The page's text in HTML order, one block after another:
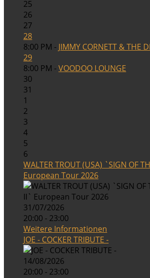
25
26
27
28
8:00 PM - JIMMY CORNETT & THE
29
8:00 PM -VOODOO LOUNGE
30
31
1
2
3
4
5
6
WALTER TROUT (USA) `SIGN OF
European Tour 2026
31/07/2026
20:00 - 23:00
Weitere Informationen
JOE - COCKER TRIBUTE -
14/08/2026
20:00 - 23:00